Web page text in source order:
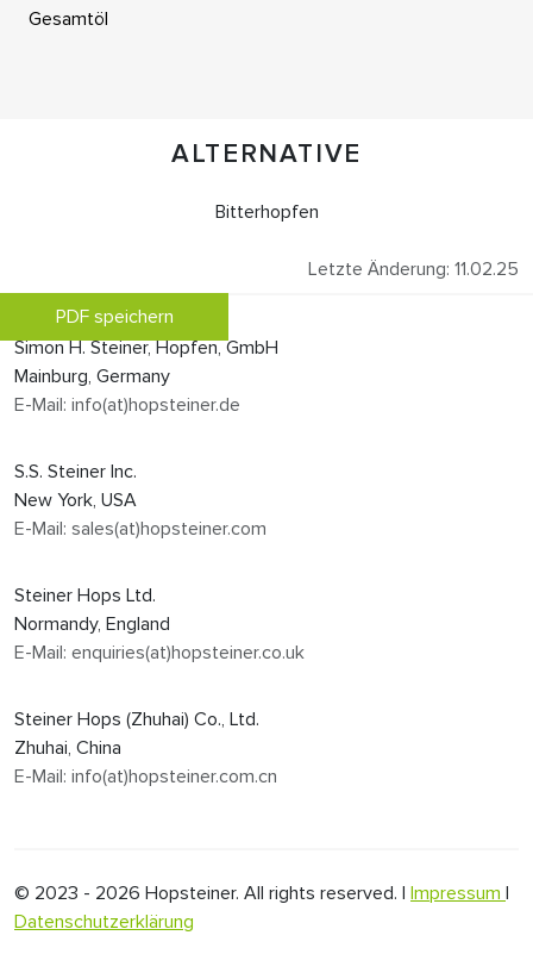
Gesamtöl
ALTERNATIVE
Bitterhopfen
Letzte Änderung: 11.02.25
PDF speichern
Simon H. Steiner, Hopfen, GmbH
Mainburg, Germany
E-Mail: info(at)hopsteiner.de
S.S. Steiner Inc.
New York, USA
E-Mail: sales(at)hopsteiner.com
Steiner Hops Ltd.
Normandy, England
E-Mail: enquiries(at)hopsteiner.co.uk
Steiner Hops (Zhuhai) Co., Ltd.
Zhuhai, China
E-Mail: info(at)hopsteiner.com.cn
© 2023 - 2026 Hopsteiner. All rights reserved. | Impressum |
Datenschutzerklärung